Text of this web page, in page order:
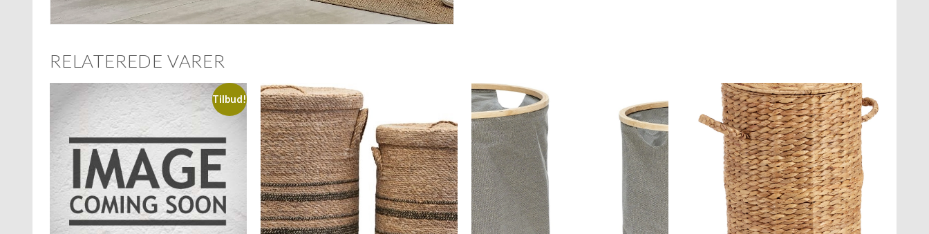
RELATEREDE VARER
Tilbud!